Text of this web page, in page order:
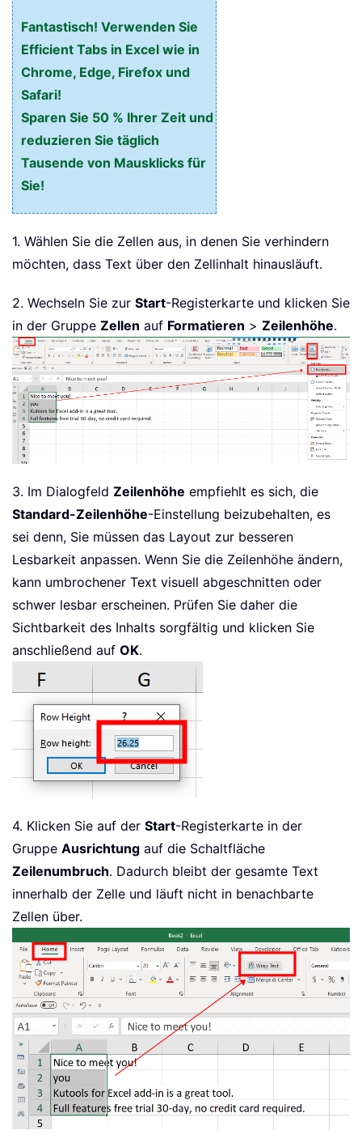
Fantastisch! Verwenden Sie
Efficient Tabs in Excel wie in
Chrome, Edge, Firefox und
Safari!
Sparen Sie 50 % Ihrer Zeit und
reduzieren Sie täglich
Tausende von Mausklicks für
Sie!
1. Wählen Sie die Zellen aus, in denen Sie verhindern
möchten, dass Text über den Zellinhalt hinausläuft.
2. Wechseln Sie zur Start-Registerkarte und klicken Sie
in der Gruppe Zellen auf Formatieren > Zeilenhöhe.
3. Im Dialogfeld Zeilenhöhe empfiehlt es sich, die
Standard-Zeilenhöhe-Einstellung beizubehalten, es
sei denn, Sie müssen das Layout zur besseren
Lesbarkeit anpassen. Wenn Sie die Zeilenhöhe ändern,
kann umbrochener Text visuell abgeschnitten oder
schwer lesbar erscheinen. Prüfen Sie daher die
Sichtbarkeit des Inhalts sorgfältig und klicken Sie
anschließend auf OK.
4. Klicken Sie auf der Start-Registerkarte in der
Gruppe Ausrichtung auf die Schaltfläche
Zeilenumbruch. Dadurch bleibt der gesamte Text
innerhalb der Zelle und läuft nicht in benachbarte
Zellen über.